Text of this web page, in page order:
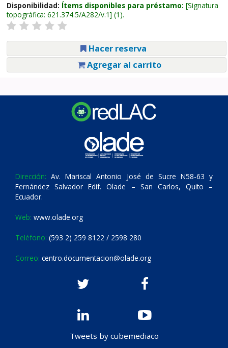
Disponibilidad: Ítems disponibles para préstamo: Signatura
topográfica: 621.374.5/A282/v.1 (1).
Hacer reserva
Agregar al carrito
Dirección: Av. Mariscal Antonio José de Sucre N58-63 y
Fernández Salvador Edif. Olade – San Carlos, Quito –
Ecuador.
Web: www.olade.org
Teléfono: (593 2) 259 8122 / 2598 280
Correo: centro.documentacion@olade.org
Tweets by cubemediaco